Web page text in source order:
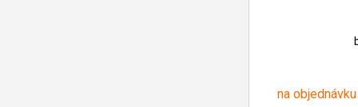
na objednávku